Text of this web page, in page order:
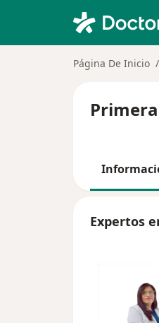
Página De Inicio
Expertos